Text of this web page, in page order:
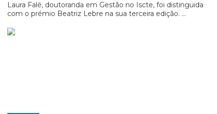
Laura Falé, doutoranda em Gestão no Iscte, foi distinguida
com o prémio Beatriz Lebre na sua terceira edição. ...